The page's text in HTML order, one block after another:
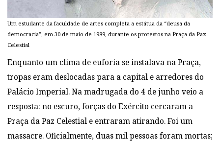
Um estudante da faculdade de artes completa a estátua da “deusa da
democracia”, em 30 de maio de 1989, durante os protestos na Praça da Paz
Celestial
Enquanto um clima de euforia se instalava na Praça,
tropas eram deslocadas para a capital e arredores do
Palácio Imperial. Na madrugada do 4 de junho veio a
resposta: no escuro, forças do Exército cercaram a
Praça da Paz Celestial e entraram atirando. Foi um
massacre. Oficialmente, duas mil pessoas foram mortas;